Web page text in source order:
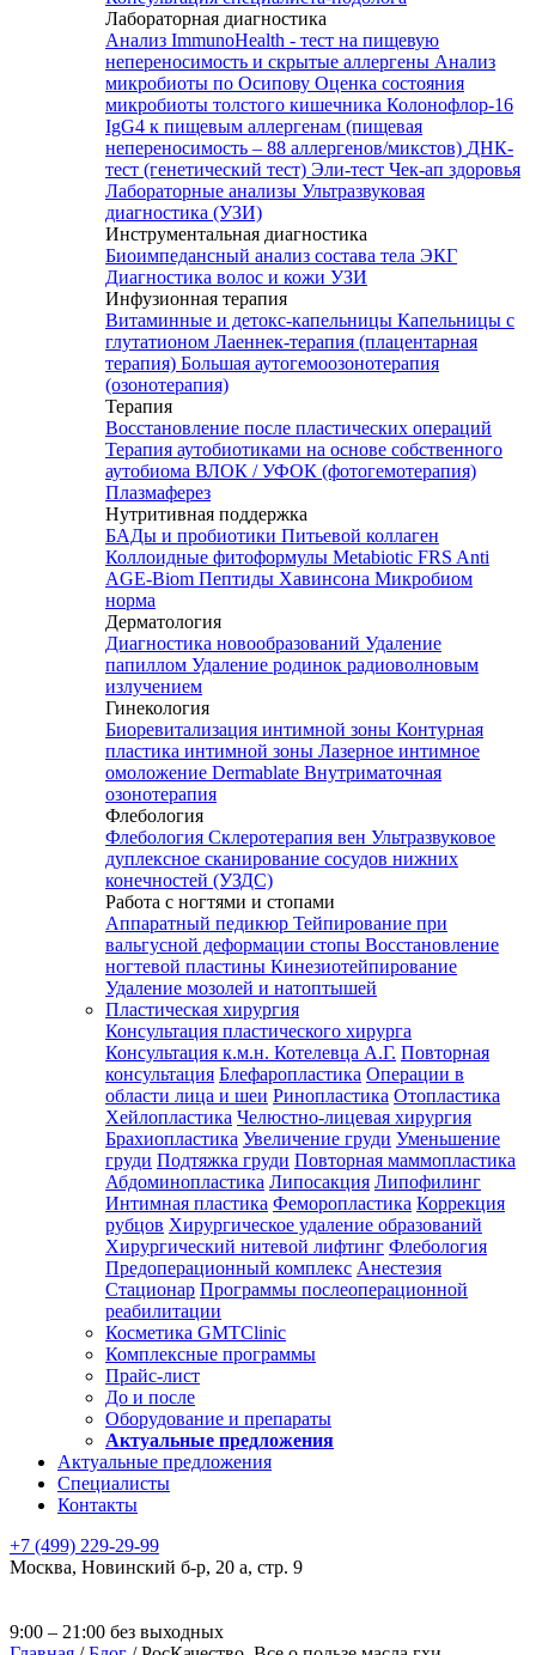
Лабораторная диагностика
Анализ ImmunoHealth - тест на пищевую
непереносимость и скрытые аллергены Анализ
микробиоты по Осипову Оценка состояния
микробиоты толстого кишечника Колонофлор-16
IgG4 к пищевым аллергенам (пищевая
непереносимость – 88 аллергенов/микстов) ДНК-
тест (генетический тест) Эли-тест Чек-ап здоровья
Лабораторные анализы Ультразвуковая
диагностика (УЗИ)
Инструментальная диагностика
Биоимпедансный анализ состава тела ЭКГ
Диагностика волос и кожи УЗИ
Инфузионная терапия
Витаминные и детокс-капельницы Капельницы с
глутатионом Лаеннек-терапия (плацентарная
терапия) Большая аутогемоозонотерапия
(озонотерапия)
Терапия
Восстановление после пластических операций
Терапия аутобиотиками на основе собственного
аутобиома ВЛОК / УФОК (фотогемотерапия)
Плазмаферез
Нутритивная поддержка
БАДы и пробиотики Питьевой коллаген
Коллоидные фитоформулы Metabiotic FRS Anti
AGE-Biom Пептиды Хавинсона Микробиом
норма
Дерматология
Диагностика новообразований Удаление
папиллом Удаление родинок радиоволновым
излучением
Гинекология
Биоревитализация интимной зоны Контурная
пластика интимной зоны Лазерное интимное
омоложение Dermablate Внутриматочная
озонотерапия
Флебология
Флебология Склеротерапия вен Ультразвуковое
дуплексное сканирование сосудов нижних
конечностей (УЗДС)
Работа с ногтями и стопами
Аппаратный педикюр Тейпирование при
вальгусной деформации стопы Восстановление
ногтевой пластины Кинезиотейпирование
Удаление мозолей и натоптышей
Пластическая хирургия
Консультация пластического хирурга
Консультация к.м.н. Котелевца А.Г. Повторная
консультация Блефаропластика Операции в
области лица и шеи Ринопластика Отопластика
Хейлопластика Челюстно-лицевая хирургия
Брахиопластика Увеличение груди Уменьшение
груди Подтяжка груди Повторная маммопластика
Абдоминопластика Липосакция Липофилинг
Интимная пластика Феморопластика Коррекция
рубцов Хирургическое удаление образований
Хирургический нитевой лифтинг Флебология
Предоперационный комплекс Анестезия
Стационар Программы послеоперационной
реабилитации
Косметика GMTClinic
Комплексные программы
Прайс-лист
До и после
Оборудование и препараты
Актуальные предложения
Актуальные предложения
Специалисты
Контакты
+7 (499) 229-29-99
Москва, Новинский б-р, 20 а, стр. 9
9:00 – 21:00 без выходных